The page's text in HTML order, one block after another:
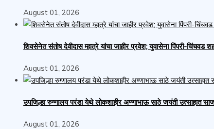
August 01, 2026
शिवसेनेत संतोष देवीदास म्हात्रे यांचा जाहीर प्रवेश; युवासेना पिंपरी-चिंचवड
August 01, 2026
उपजिल्हा रुग्णालय परंडा येथे लोकशाहीर अण्णाभाऊ साठे जयंती उत्साहात
August 01, 2026